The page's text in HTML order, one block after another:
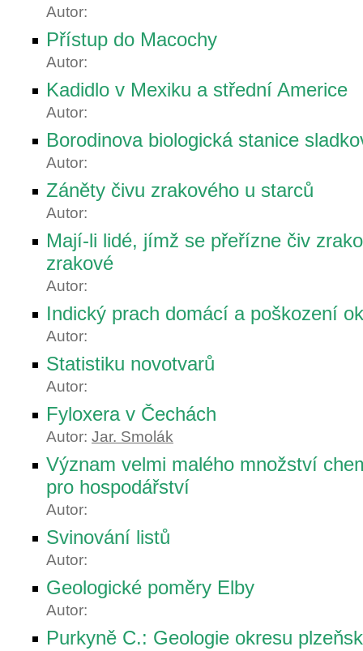
Autor:
Přístup do Macochy
Autor:
Kadidlo v Mexiku a střední Americe
Autor:
Borodinova biologická stanice
Autor:
Záněty čivu zrakového u starců
Autor:
Mají-li lidé, jímž se přeřízne čiv
zrakové
Autor:
Indický prach domácí a poškození
Autor:
Statistiku novotvarů
Autor:
Fyloxera v Čechách
Autor: Jar. Smolák
Význam velmi malého množství
pro hospodářství
Autor:
Svinování listů
Autor:
Geologické poměry Elby
Autor:
Purkyně C.: Geologie okresu